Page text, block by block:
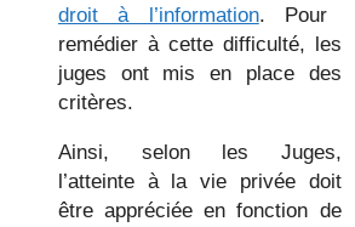
droit à l’information. Pour
remédier à cette difficulté, les
juges ont mis en place des
critères.
Ainsi, selon les Juges,
l’atteinte à la vie privée doit
être appréciée en fonction de